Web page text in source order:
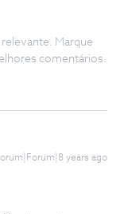
Marque
comentários.
years ago